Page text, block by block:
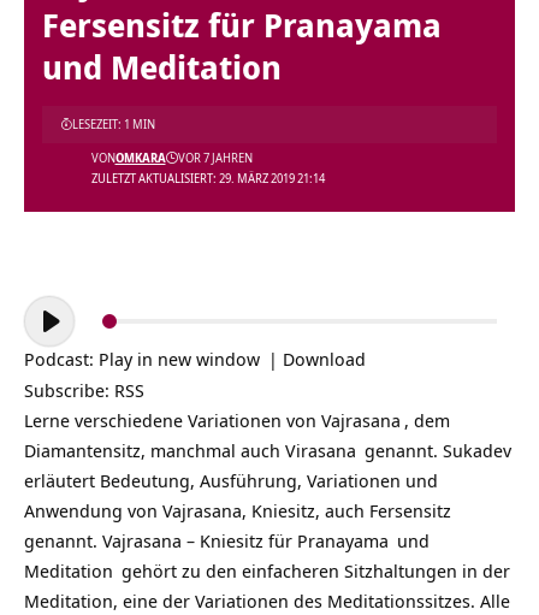
Fersensitz für Pranayama
und Meditation
ZULETZT AKTUALISIERT: 29. MÄRZ 2019 21:14
VONOMKARA VOR 7 JAHREN
LESEZEIT: 1 MIN
Audio-
Player
Podcast: Play in new window | Download
Subscribe: RSS
Lerne verschiedene Variationen von Vajrasana , dem
Diamantensitz, manchmal auch Virasana genannt. Sukadev
erläutert Bedeutung, Ausführung, Variationen und
Anwendung von Vajrasana, Kniesitz, auch Fersensitz
genannt. Vajrasana – Kniesitz für Pranayama und
Meditation gehört zu den einfacheren Sitzhaltungen in der
Meditation, eine der Variationen des Meditationssitzes. Alle